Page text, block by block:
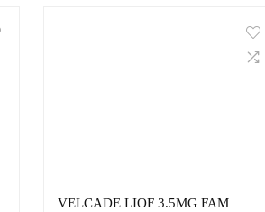
VELCADE LIOF 3.5MG FAM